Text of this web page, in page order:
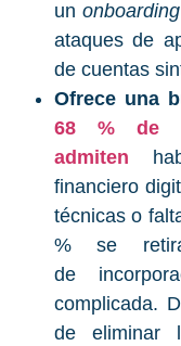
un onboarding
ataques de
de cuentas
Ofrece una
68 % de
admiten
financiero
técnicas o
% se
de
complicada.
de eliminar